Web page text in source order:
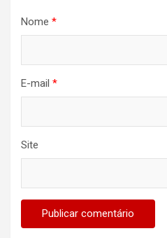
Nome *
E-mail *
Site